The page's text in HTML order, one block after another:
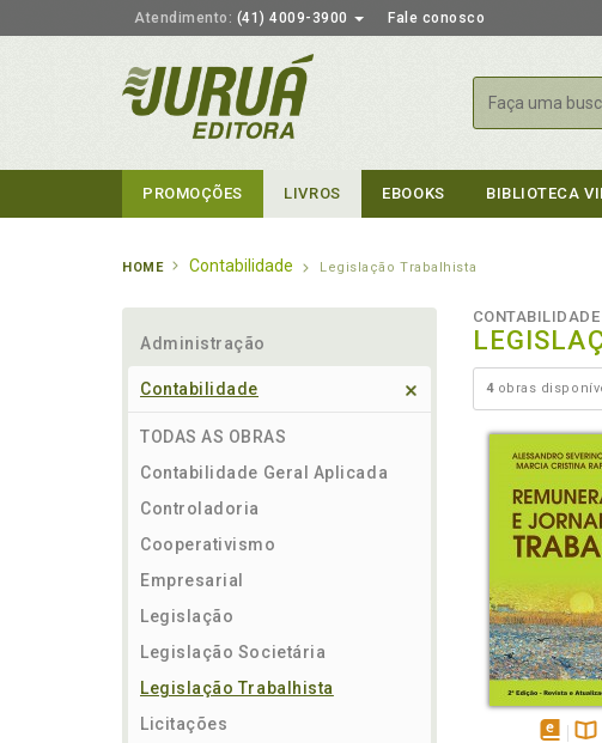
Atendimento: (41) 4009-3900 Fale conosco
Buscar
PROMOÇÕES LIVROS EBOOKS BIBLIOTECA
HOME Contabilidade Legislação Trabalhista
Administração
Contabilidade
TODAS AS OBRAS
Contabilidade Geral Aplicada
Controladoria
Cooperativismo
Empresarial
Legislação
Legislação Societária
Legislação Trabalhista
Licitações
CONTABILIDADE
4obras
Também
Folheie